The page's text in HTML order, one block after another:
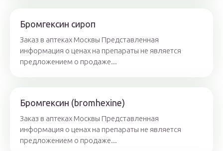
Бромгексин сироп
Заказ в аптеках Москвы Представленная
информация о ценах на препараты не является
предложением о продаже...
Бромгексин (bromhexine)
Заказ в аптеках Москвы Представленная
информация о ценах на препараты не является
предложением о продаже...